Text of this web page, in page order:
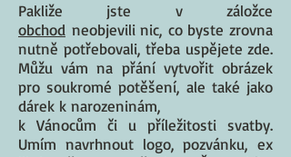
Pakliže jste v záložce
obchod neobjevili nic, co byste zrovna
nutně potřebovali, třeba uspějete zde.
Můžu vám na přání vytvořit obrázek
pro soukromé potěšení, ale také jako
dárek k narozeninám,
k Vánocům či u příležitosti svatby.
Umím navrhnout logo, pozvánku, ex